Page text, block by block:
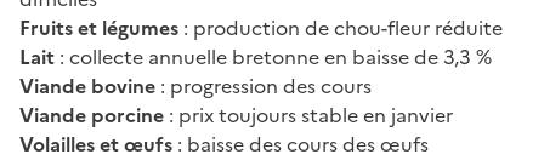
Fruits et légumes : production de chou-fleur réduite
Lait : collecte annuelle bretonne en baisse de 3,3 %
Viande bovine : progression des cours
Viande porcine : prix toujours stable en janvier
Volailles et œufs : baisse des cours des œufs